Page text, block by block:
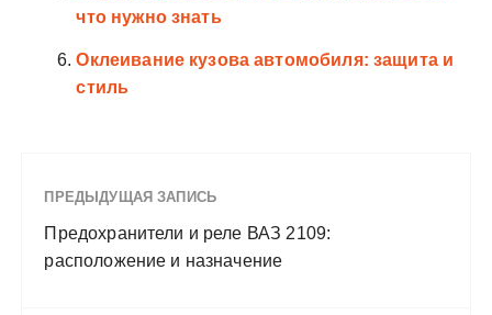
что нужно знать
Оклеивание кузова автомобиля: защита и
стиль
ПРЕДЫДУЩАЯ ЗАПИСЬ
Предохранители и реле ВАЗ 2109:
расположение и назначение